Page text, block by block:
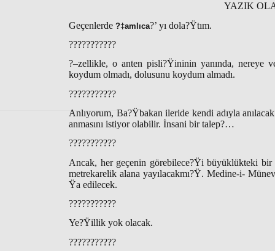
YAZIK
Geçenlerde ?‡amlıca?’ yı dola?Ÿtım.
???????????
?–zellikle, o anten pisli?Ÿininin yanında, nereye
koydum olmadı, dolusunu koydum almadı.
???????????
Anlıyorum, Ba?Ÿbakan ileride kendi adıyla
anmasını istiyor olabilir. İnsani bir talep?…
???????????
Ancak, her geçenin görebilece?Ÿi büyüklükteki bir
metrekarelik alana yayılacakmı?Ÿ. Medine-i-
Ÿa edilecek.
???????????
Ye?Ÿillik yok olacak.
???????????